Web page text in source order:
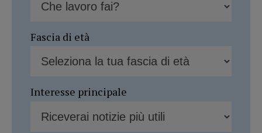
Fascia di età
Interesse principale